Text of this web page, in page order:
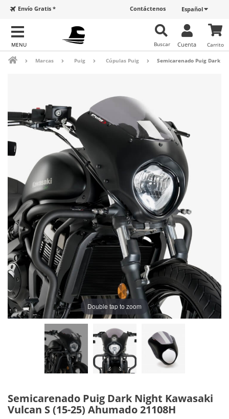
Español
Contáctenos
Envío Gratis *
Carrito
Cuenta
Buscar
Marcas Puig Cúpulas Puig Semicarenado Puig Dark
Double tap to zoom
Semicarenado Puig Dark Night Kawasaki
Vulcan S (15-25) Ahumado 21108H